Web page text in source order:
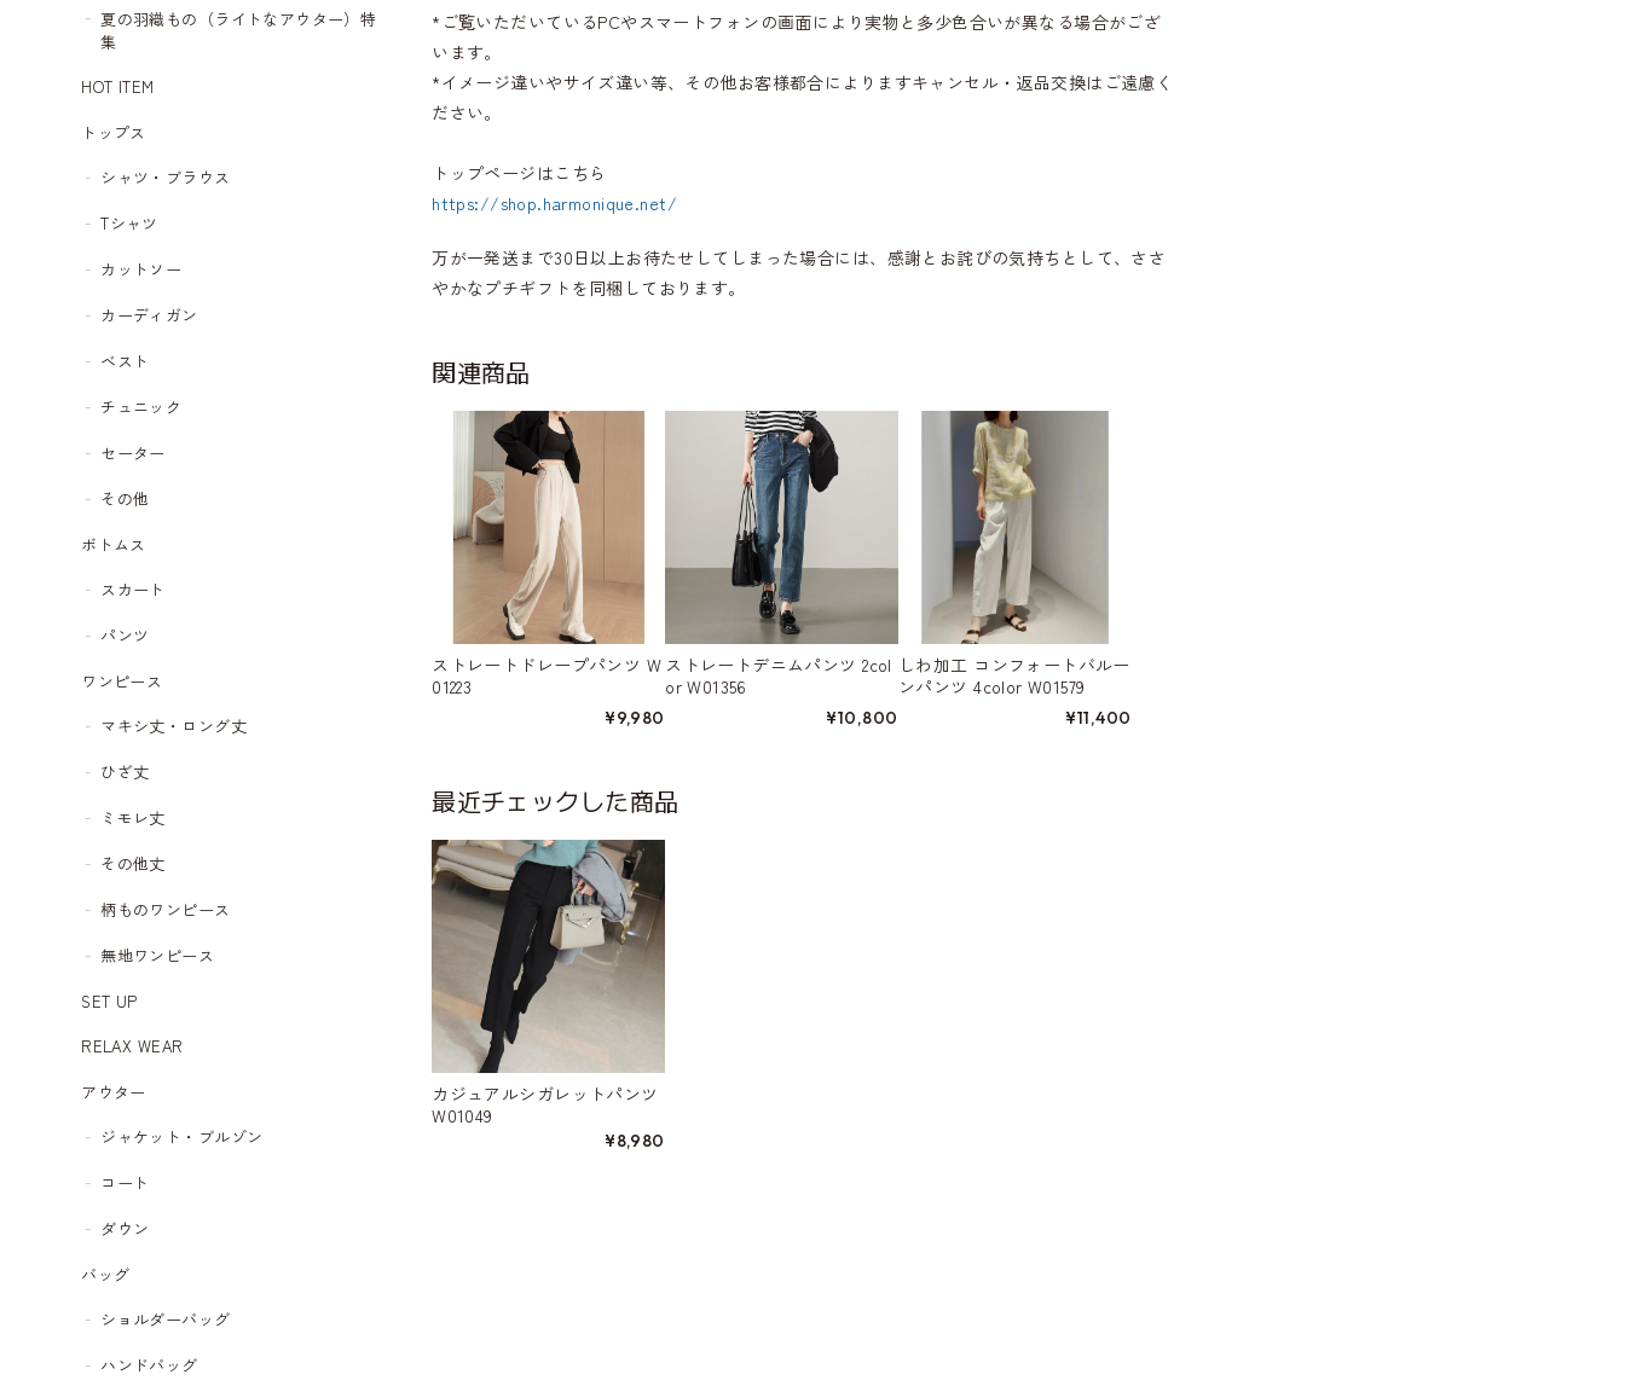
夏の羽織もの（ライトなアウター）特
集
HOT ITEM
トップス
シャツ・ブラウス
Tシャツ
カットソー
カーディガン
ベスト
チュニック
セーター
その他
ボトムス
スカート
パンツ
ワンピース
マキシ丈・ロング丈
ひざ丈
ミモレ丈
その他丈
柄ものワンピース
無地ワンピース
SET UP
RELAX WEAR
アウター
ジャケット・ブルゾン
コート
ダウン
バッグ
ショルダーバッグ
ハンドバッグ
*ご覧いただいているPCやスマートフォンの画面により実物と多少色合いが異なる場合がござ
います。
*イメージ違いやサイズ違い等、その他お客様都合によりますキャンセル・返品交換はご遠慮く
ださい。
トップページはこちら
https://shop.harmonique.net/
万が一発送まで30日以上お待たせしてしまった場合には、感謝とお詫びの気持ちとして、ささ
やかなプチギフトを同梱しております。
関連商品
ストレートドレープパンツ W
01223
¥9,980
ストレートデニムパンツ 2col
or W01356
¥10,800
しわ加工 コンフォートバルー
ンパンツ 4color W01579
¥11,400
最近チェックした商品
カジュアルシガレットパンツ
W01049
¥8,980